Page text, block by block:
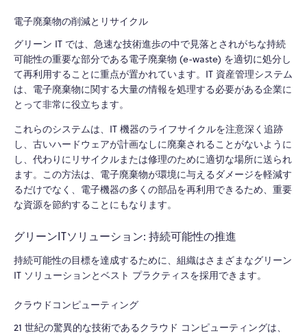
電子廃棄物の削減とリサイクル
グリーン IT では、急速な技術進歩の中で見落とされがちな持続
可能性の重要な部分である電子廃棄物 (e-waste) を適切に処分し
て再利用することに重点が置かれています。IT 資産管理システム
は、電子廃棄物に関する大量の情報を処理する必要がある企業に
とって非常に役立ちます。
これらのシステムは、IT 機器のライフサイクルを注意深く追跡
し、古いハードウェアが計画なしに廃棄されることがないように
し、代わりにリサイクルまたは修理のために適切な場所に送られ
ます。この方法は、電子廃棄物が環境に与えるダメージを軽減す
るだけでなく、電子機器の多くの部品を再利用できるため、重要
な資源を節約することにもなります。
グリーンITソリューション: 持続可能性の推進
持続可能性の目標を達成するために、組織はさまざまなグリーン
IT ソリューションとベスト プラクティスを採用できます。
クラウドコンピューティング
21 世紀の驚異的な技術であるクラウド コンピューティングは、